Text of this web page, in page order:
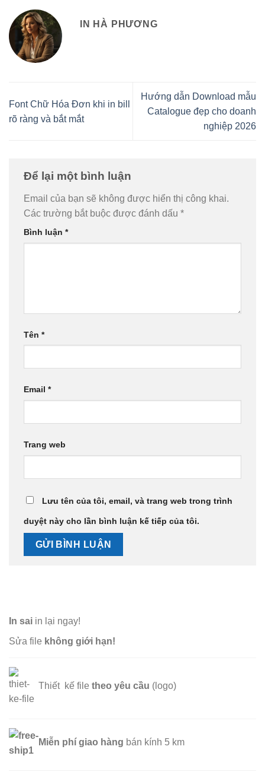
In sai in lại ngay!
Sửa file không giới hạn!
Thiết kế file theo yêu cầu (logo)
Miễn phí giao hàng bán kính 5 km
IN HÀ PHƯƠNG
Font Chữ Hóa Đơn khi in bill
rõ ràng và bắt mắt
Hướng dẫn Download mẫu
Catalogue đẹp cho doanh
nghiệp 2026
Để lại một bình luận
Email của bạn sẽ không được hiển thị công khai.
Các trường bắt buộc được đánh dấu *
Bình luận *
Tên *
Email *
Trang web
Lưu tên của tôi, email, và trang web trong trình
duyệt này cho lần bình luận kế tiếp của tôi.